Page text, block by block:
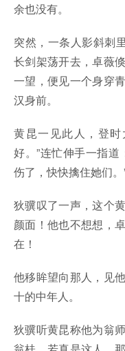
余也没有。
突然，一条人影斜刺
长剑架荡开去，卓薇
一望，便见一个身穿
汉身前。
黄昆一见此人，登
好。”连忙伸手一指
伤了，快快擒住她们。
狄骥叹了一声，这个
颜面！他也不想想，
在！
他移眸望向那人，见
十的中年人。
狄骥听黄昆称他为翁